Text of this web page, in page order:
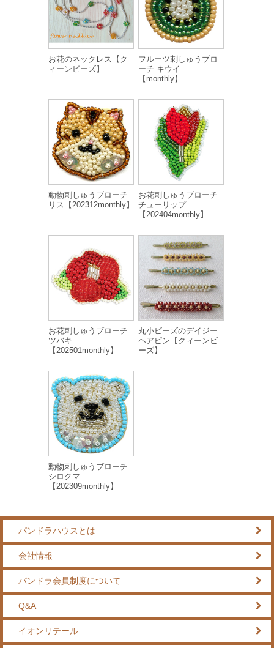
お花のネックレス【ク
ィーンビーズ】
フルーツ刺しゅうブロ
ーチ キウイ
【monthly】
動物刺しゅうブローチ
リス【202312monthly】
お花刺しゅうブローチ
チューリップ
【202404monthly】
お花刺しゅうブローチ
ツバキ
【202501monthly】
丸小ビーズのデイジー
ヘアピン【クィーンビ
ーズ】
動物刺しゅうブローチ
シロクマ
【202309monthly】
パンドラハウスとは
会社情報
パンドラ会員制度について
Q&A
イオンリテール